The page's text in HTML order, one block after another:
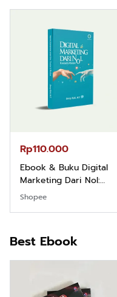
Rp110.000
Ebook & Buku Digital
Marketing Dari Nol:
Fondasi & Mindset untuk
Pemula
Shopee
Best Ebook